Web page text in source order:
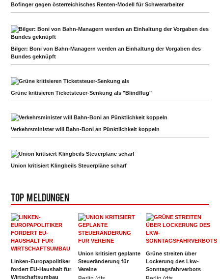
Bofinger gegen österreichisches Renten-Modell für Schwerarbeiter
Bilger: Boni von Bahn-Managern werden an Einhaltung der Vorgaben des
Bundes geknüpft
Grüne kritisieren Ticketsteuer-Senkung als "Blindflug"
Verkehrsminister will Bahn-Boni an Pünktlichkeit koppeln
Union kritisiert Klingbeils Steuerpläne scharf
Top Meldungen
Linken-Europapolitiker
fordert EU-Haushalt für
Wirtschaftsumbau
Union kritisiert geplante
Steueränderung für
Vereine
Grüne streiten über
Lockerung des Lkw-
Sonntagsfahrverbots